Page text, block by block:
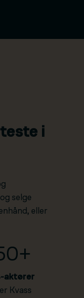
i
selge
eller
aktører
Kvass